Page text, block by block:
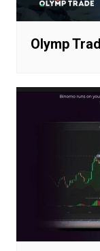
Olymp